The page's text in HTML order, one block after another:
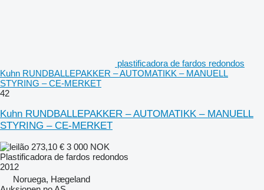
plastificadora de fardos redondos
Kuhn RUNDBALLEPAKKER – AUTOMATIKK – MANUELL
STYRING – CE-MERKET
42
Kuhn RUNDBALLEPAKKER – AUTOMATIKK – MANUELL
STYRING – CE-MERKET
273,10 € 3 000 NOK
Plastificadora de fardos redondos
2012
Noruega, Hægeland